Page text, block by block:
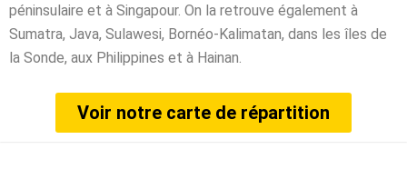
péninsulaire et à Singapour. On la retrouve également à
Sumatra, Java, Sulawesi, Bornéo-Kalimatan, dans les îles de
la Sonde, aux Philippines et à Hainan.
Voir notre carte de répartition